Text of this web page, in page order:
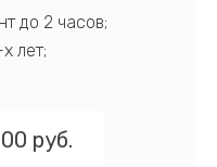
до 2 часов;
лет;
руб.